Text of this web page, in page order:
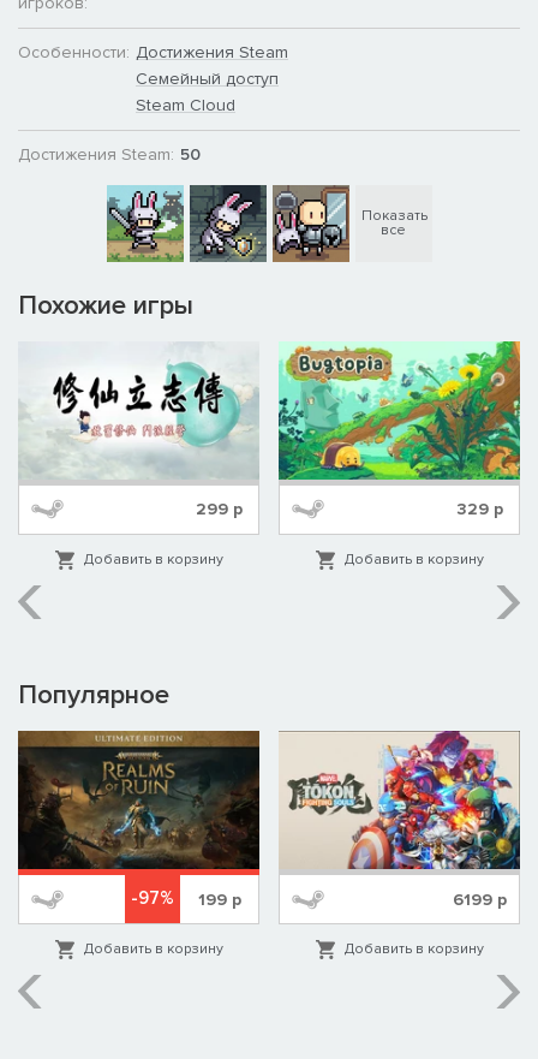
The game features over a dozen branching classes, from Warrior
and Mage to Assassin, Summoner, Tomb Keeper, and Alchemist.
Each hero possesses unique talents and growth paths! The
number of skills is staggering, allowing for countless combat
styles. You can build a screen-clearing AOE burst team, or a
complex tactical squad combining summoning, control, and
damage-over-time effects. Freely mix and match builds to create
your ultimate dungeon-clearing party!
Особенности: Достижения Steam
Семейный доступ
Steam Cloud
Достижения Steam: 50
Показать
все
Похожие игры
299 р
Добавить в корзину
329 р
Добавить в корзину
Популярное
-97% 199р
Добавить в корзину
6199 р
Добавить в корзину